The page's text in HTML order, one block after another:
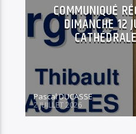
COMMUNIQUÉ
DIMANCHE 12
Pascal DUCASSE
2 JUILLET 2026